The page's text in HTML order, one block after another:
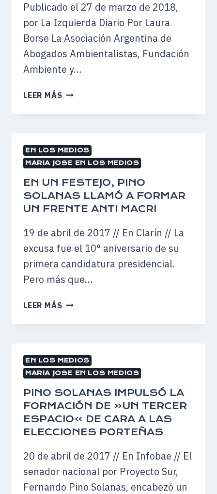
Publicado el 27 de marzo de 2018,
por La Izquierda Diario Por Laura
Borse La Asociación Argentina de
Abogados Ambientalistas, Fundación
Ambiente y…
LEER MÁS LEY
GLACIARES:
EL
ORO
DE
TIERRA
PARA
EN
LAS
BÓVEDAS
LOS
EN LOS MEDIOS
MARIA JOSE EN LOS MEDIOS
EN UN FESTEJO, PINO
SOLANAS LLAMÓ A FORMAR
UN FRENTE ANTI MACRI
19 de abril de 2017 // En Clarín // La
excusa fue el 10° aniversario de su
primera candidatura presidencial.
Pero más que…
LEER MÁS EN
FESTEJO,
LLAMÓ
A
FORMAR
FRENTE
ANTI
MACRI
EN LOS MEDIOS
MARIA JOSE EN LOS MEDIOS
PINO SOLANAS IMPULSÓ LA
FORMACIÓN DE «UN TERCER
ESPACIO» DE CARA A LAS
ELECCIONES PORTEÑAS
20 de abril de 2017 // En Infobae // El
senador nacional por Proyecto Sur,
Fernando Pino Solanas, encabezó un